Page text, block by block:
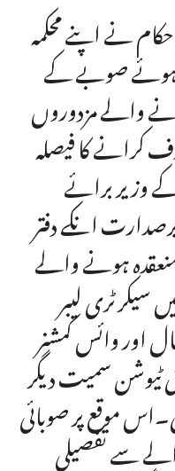
نے اپنے محکمہ
ہوئے صوبے کے
والے مزدوروں
کرانے کا فیصلہ
وزیر برائے
انکے دفتر
ہونے والے
سیکرٹری لیبر
اور وائس کمشنر
ٹیوشن سمیت دیگر
موقع پر صوبائی
سے تفصیلی